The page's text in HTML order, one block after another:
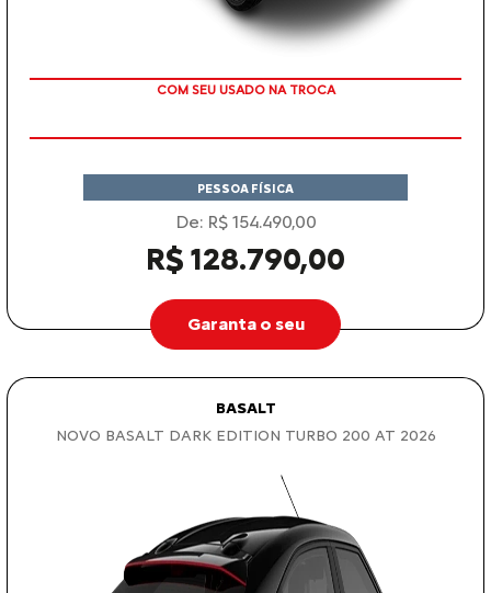
TAXA ZERO
PESSOA FÍSICA
De: R$ 154.490,00
R$ 128.790,00
Garanta o seu
BASALT
NOVO BASALT DARK EDITION TURBO 200 AT 2026